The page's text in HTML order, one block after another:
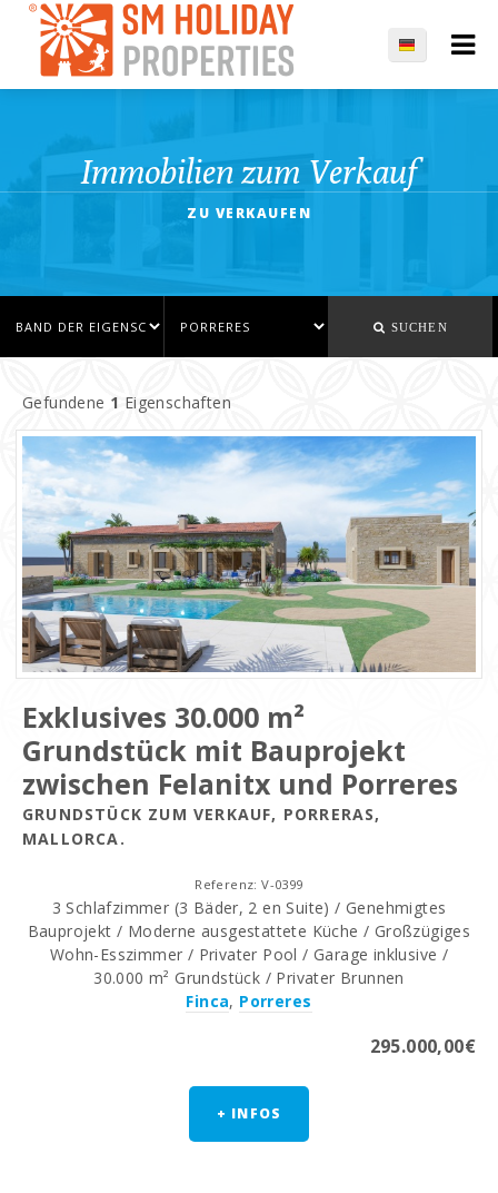
Immobilien zum Verkauf
ZU VERKAUFEN
SUCHEN
Gefundene 1 Eigenschaften
Exklusives 30.000 m²
Grundstück mit Bauprojekt
zwischen Felanitx und Porreres
GRUNDSTÜCK ZUM VERKAUF, PORRERAS,
MALLORCA.
Referenz: V-0399
3 Schlafzimmer (3 Bäder, 2 en Suite) / Genehmigtes
Bauprojekt / Moderne ausgestattete Küche / Großzügiges
Wohn-Esszimmer / Privater Pool / Garage inklusive /
30.000 m² Grundstück / Privater Brunnen
Finca, Porreres
295.000,00€
+ INFOS